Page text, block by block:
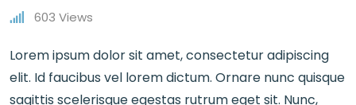
603 Views
Lorem ipsum dolor sit amet, consectetur adipiscing
elit. Id faucibus vel lorem dictum. Ornare nunc quisque
sagittis scelerisque egestas rutrum eget sit. Nunc,